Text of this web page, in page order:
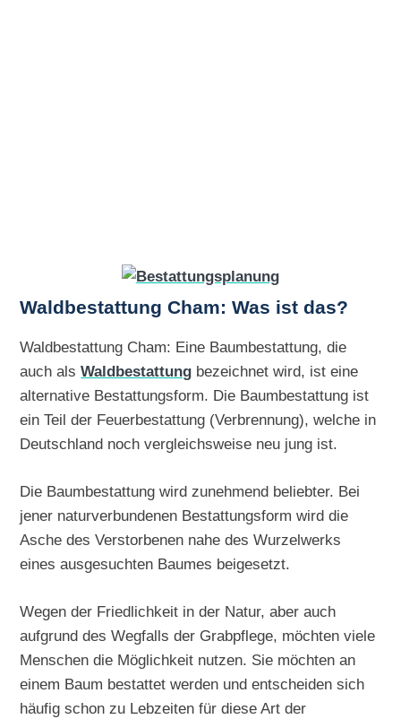
Waldbestattung Cham: Was ist das?
Waldbestattung Cham: Eine Baumbestattung, die
auch alsWaldbestattung bezeichnet wird, ist eine
alternative Bestattungsform. Die Baumbestattung ist
ein Teil der Feuerbestattung (Verbrennung), welche in
Deutschland noch vergleichsweise neu jung ist.
Die Baumbestattung wird zunehmend beliebter. Bei
jener naturverbundenen Bestattungsform wird die
Asche des Verstorbenen nahe des Wurzelwerks
eines ausgesuchten Baumes beigesetzt.
Wegen der Friedlichkeit in der Natur, aber auch
aufgrund des Wegfalls der Grabpflege, möchten viele
Menschen die Möglichkeit nutzen. Sie möchten an
einem Baum bestattet werden und entscheiden sich
häufig schon zu Lebzeiten für diese Art der